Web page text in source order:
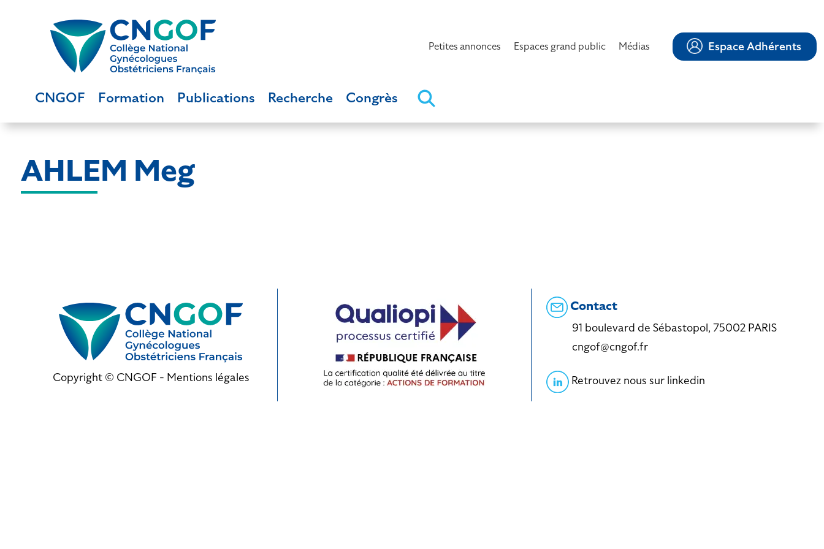
Petites annonces Espaces grand public Médias Espace Adhérents
CNGOF Formation Publications Recherche Congrès
AHLEM Meg
Copyright © CNGOF - Mentions légales
Contact
91 boulevard de Sébastopol, 75002 PARIS
cngof@cngof.fr
Retrouvez nous sur linkedin